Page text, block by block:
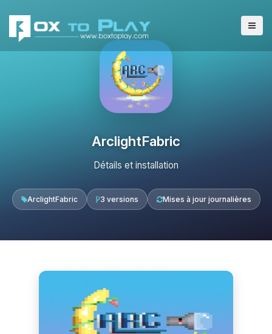
ArclightFabric
Détails et installation
ArclightFabric 3 versions Mises à jour journalières